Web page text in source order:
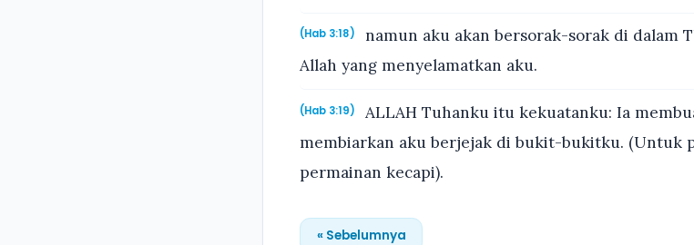
(Hab 3:18)
namun aku akan bersorak-sorak di dalam
Allah yang menyelamatkan aku.
(Hab 3:19)
ALLAH Tuhanku itu kekuatanku: Ia
membiarkan aku berjejak di bukit-bukitku. (Untuk
permainan kecapi).
« Sebelumnya